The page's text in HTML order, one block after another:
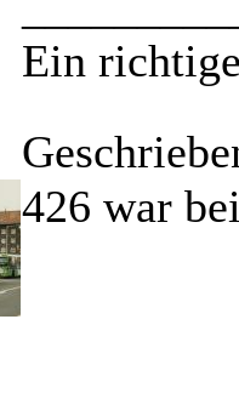
Ein
426 war